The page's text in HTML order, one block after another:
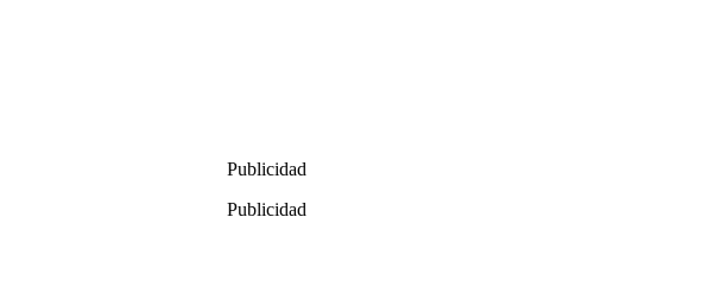
Publicidad
Publicidad